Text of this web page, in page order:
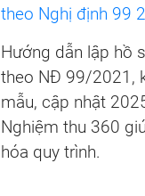
theo Nghị định 99
Hướng dẫn lập hồ
theo NĐ 99/2021,
mẫu, cập nhật
Nghiệm thu 360
hóa quy trình.